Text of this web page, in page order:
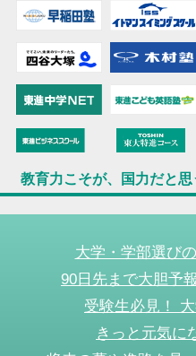
教育力こそが、国力だと思
大学・学部選び
90日先まで大胆予
受験生必見！
きっと元気に